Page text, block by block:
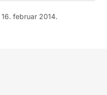
16. februar 2014.